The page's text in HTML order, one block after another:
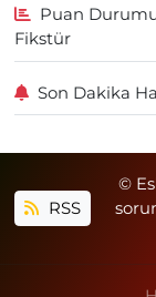
Puan
Fikstür
Son Dakika
RSS
©